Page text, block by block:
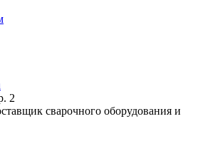
2
сварочного оборудования и